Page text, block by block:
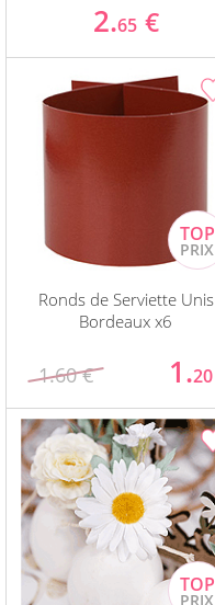
2.65 €
Ronds de Serviette Unis
Bordeaux x6
1.60 € 1.20